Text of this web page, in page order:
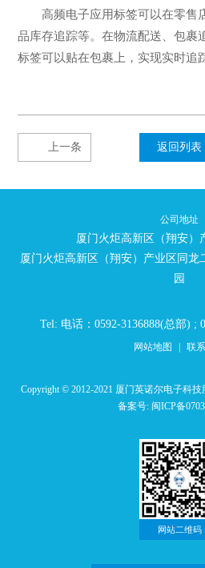
高频电子应用标签可以在零售
品库存追踪等。在物流配送、包裹
标签可以贴在包裹上，实现实时追
上一条 返回列表
公司地址
厦门火炬高新区（翔安）
厦门火炬高新区（翔安）产业区同龙
园
Tel: 电话：0592-3136888(总部) ;
网站地图 | 联
Copyright © 2012-2021 厦门英诺尔电子科技
备案号: 闽ICP备
网站二维码